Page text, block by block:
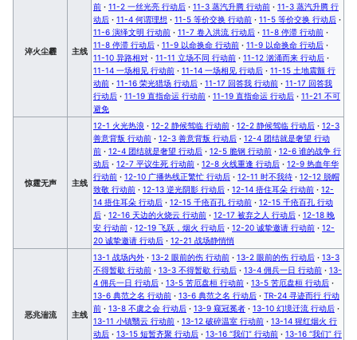
淬火尘霾 主线
前 · 11-2 一丝光亮 行动后 · 11-3 蒸汽升腾 行动前 · 11-3 蒸汽升腾 行
动后 · 11-4 何谓理想 · 11-5 等价交换 行动前 · 11-5 等价交换 行动后 ·
11-6 演绎文明 行动前 · 11-7 卷入洪流 行动后 · 11-8 停滞 行动前 ·
11-8 停滞 行动后 · 11-9 以命换命 行动前 · 11-9 以命换命 行动后 ·
11-10 异路相对 · 11-11 立场不同 行动前 · 11-12 汹涌而来 行动后 ·
11-14 一场相见 行动前 · 11-14 一场相见 行动后 · 11-15 土地震颤 行
动前 · 11-16 荣光猎场 行动后 · 11-17 回答我 行动前 · 11-17 回答我
行动后 · 11-19 直指命运 行动前 · 11-19 直指命运 行动后 · 11-21 不可
避免
惊霆无声 主线
12-1 火光热浪 · 12-2 静候驾临 行动前 · 12-2 静候驾临 行动后 · 12-3
善意背叛 行动前 · 12-3 善意背叛 行动后 · 12-4 团结就是奢望 行动
前 · 12-4 团结就是奢望 行动后 · 12-5 脆钢 行动前 · 12-6 谁的战争 行
动后 · 12-7 平议生死 行动前 · 12-8 火线重逢 行动后 · 12-9 热血年华
行动前 · 12-10 广播热线正繁忙 行动后 · 12-11 时不我待 · 12-12 脱帽
致敬 行动前 · 12-13 逆光阴影 行动后 · 12-14 捂住耳朵 行动前 · 12-
14 捂住耳朵 行动后 · 12-15 千疮百孔 行动前 · 12-15 千疮百孔 行动
后 · 12-16 天边的火烧云 行动前 · 12-17 被弃之人 行动后 · 12-18 晚
安 行动前 · 12-19 飞跃，烟火 行动后 · 12-20 诚挚邀请 行动前 · 12-
20 诚挚邀请 行动后 · 12-21 战场静悄悄
恶兆湍流 主线
13-1 战场内外 · 13-2 眼前的伤 行动前 · 13-2 眼前的伤 行动后 · 13-3
不得暂歇 行动前 · 13-3 不得暂歇 行动后 · 13-4 佣兵一日 行动前 · 13-
4 佣兵一日 行动后 · 13-5 苦厄盘桓 行动前 · 13-5 苦厄盘桓 行动后 ·
13-6 典范之名 行动前 · 13-6 典范之名 行动后 · TR-24 寻迹而行 行动
前 · 13-8 不虞之会 行动后 · 13-9 窥冠冕者 · 13-10 幻境迁流 行动后 ·
13-11 小镇翳云 行动前 · 13-12 破碎温室 行动前 · 13-14 猩红烟火 行
动后 · 13-15 短暂齐聚 行动后 · 13-16 “我们” 行动前 · 13-16 “我们” 行